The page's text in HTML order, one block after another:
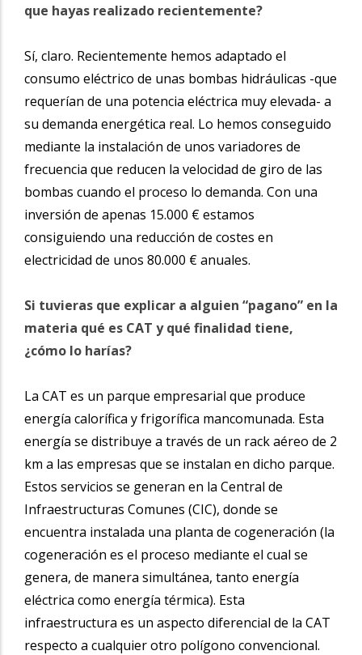
que hayas realizado recientemente?
Sí, claro. Recientemente hemos adaptado el
consumo eléctrico de unas bombas hidráulicas -que
requerían de una potencia eléctrica muy elevada- a
su demanda energética real. Lo hemos conseguido
mediante la instalación de unos variadores de
frecuencia que reducen la velocidad de giro de las
bombas cuando el proceso lo demanda. Con una
inversión de apenas 15.000 € estamos
consiguiendo una reducción de costes en
electricidad de unos 80.000 € anuales.
Si tuvieras que explicar a alguien “pagano” en la
materia qué es CAT y qué finalidad tiene,
¿cómo lo harías?
La CAT es un parque empresarial que produce
energía calorífica y frigorífica mancomunada. Esta
energía se distribuye a través de un rack aéreo de 2
km a las empresas que se instalan en dicho parque.
Estos servicios se generan en la Central de
Infraestructuras Comunes (CIC), donde se
encuentra instalada una planta de cogeneración (la
cogeneración es el proceso mediante el cual se
genera, de manera simultánea, tanto energía
eléctrica como energía térmica). Esta
infraestructura es un aspecto diferencial de la CAT
respecto a cualquier otro polígono convencional.